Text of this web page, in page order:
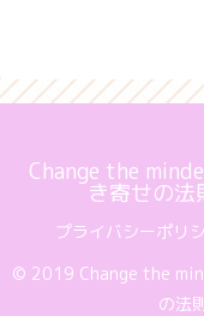
Change the
き寄せの法
プライバシーポリ
© 2019 Change the
の法